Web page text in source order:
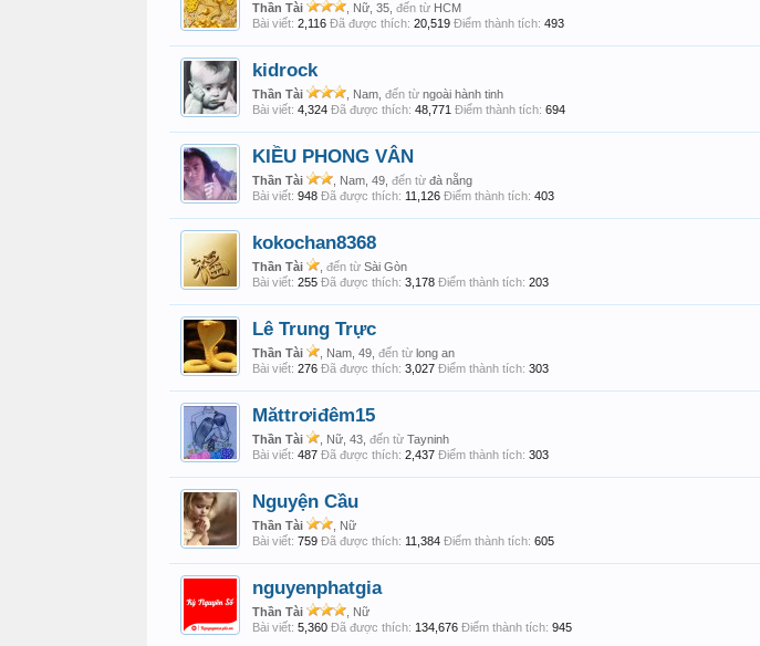
Thần Tài , Nữ, 35, đến từ HCM
Bài viết: 2,116 Đã được thích: 20,519 Điểm thành tích: 493
kidrock
Thần Tài , Nam, đến từ ngoài hành tinh
Bài viết: 4,324 Đã được thích: 48,771 Điểm thành tích: 694
KIỀU PHONG VÂN
Thần Tài , Nam, 49, đến từ đà nẵng
Bài viết: 948 Đã được thích: 11,126 Điểm thành tích: 403
kokochan8368
Thần Tài đến từ Sài Gòn
Bài viết: 255 Đã được thích: 3,178 Điểm thành tích: 203
Lê Trung Trực
Thần Tài , Nam, 49, đến từ long an
Bài viết: 276 Đã được thích: 3,027 Điểm thành tích: 303
Măttrơiđêm15
Thần Tài , Nữ, 43, đến từ Tayninh
Bài viết: 487 Đã được thích: 2,437 Điểm thành tích: 303
Nguyện Cầu
Thần Tài
, Nữ
Bài viết: 759 Đã được thích: 11,384 Điểm thành tích: 605
nguyenphatgia
Thần Tài
, Nữ
Bài viết: 5,360 Đã được thích: 134,676 Điểm thành tích: 945